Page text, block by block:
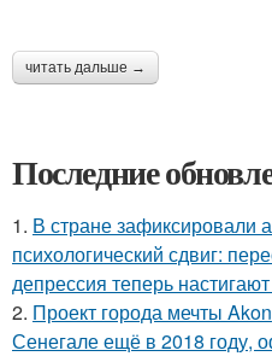
читать дальше →
Последние
1. В стране зафиксировали
психологический сдвиг:
депрессия теперь
2. Проект города мечты
Сенегале ещё в 2018 году,